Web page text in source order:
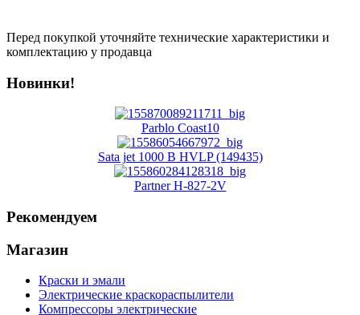
Перед покупкой уточняйте технические характеристики и
комплектацию у продавца
Новинки!
Parblo Coast10
Sata jet 1000 B HVLP (149435)
Partner H-827-2V
Рекомендуем
Магазин
Краски и эмали
Электрические краскораспылители
Компрессоры электрические